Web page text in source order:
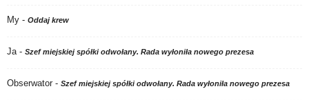
My - Oddaj krew
Ja- Szef miejskiej spółki odwołany. Rada wyłoniła nowego prezesa
Obserwator - Szef miejskiej spółki odwołany. Rada wyłoniła nowego prezesa